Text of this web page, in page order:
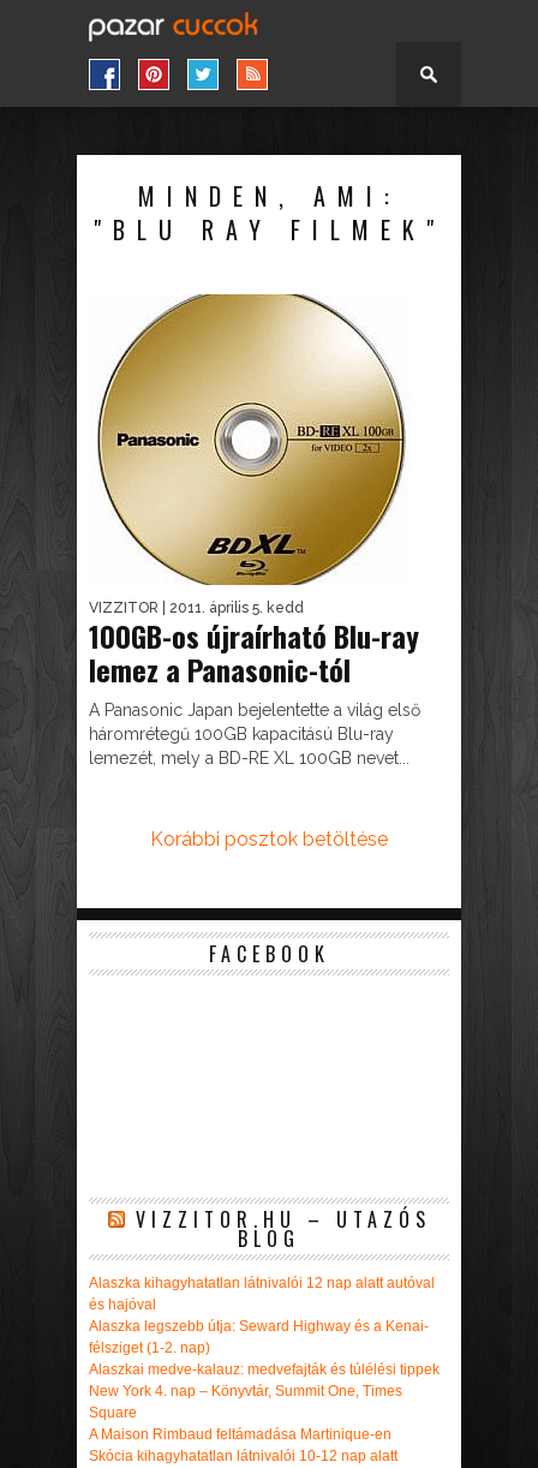
MINDEN, AMI:
"BLU RAY FILMEK"
VIZZITOR | 2011. április 5. kedd
100GB-os újraírható Blu-ray
lemez a Panasonic-tól
A Panasonic Japan bejelentette a világ első
háromrétegű 100GB kapacitású Blu-ray
lemezét, mely a BD-RE XL 100GB nevet...
Korábbi posztok betöltése
FACEBOOK
VIZZITOR.HU – UTAZÓS
BLOG
Alaszka kihagyhatatlan látnivalói 12 nap alatt autóval
és hajóval
Alaszka legszebb útja: Seward Highway és a Kenai-
félsziget (1-2. nap)
Alaszkai medve-kalauz: medvefajták és túlélési tippek
New York 4. nap – Könyvtár, Summit One, Times
Square
A Maison Rimbaud feltámadása Martinique-en
Skócia kihagyhatatlan látnivalói 10-12 nap alatt